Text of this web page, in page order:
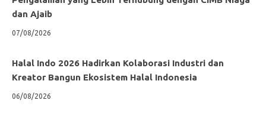
dan Ajaib
07/08/2026
Halal Indo 2026 Hadirkan Kolaborasi Industri dan
Kreator Bangun Ekosistem Halal Indonesia
06/08/2026